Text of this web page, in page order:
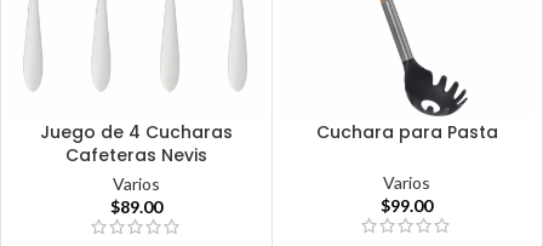
Juego de 4 Cucharas
Cafeteras Nevis
Varios
$89.00
Cuchara para Pasta
Varios
$99.00